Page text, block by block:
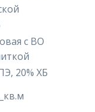
с ВО
20% ХБ